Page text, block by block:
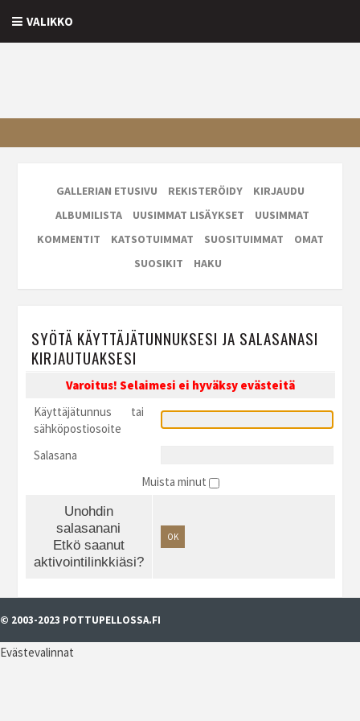
VALIKKO
GALLERIAN ETUSIVU REKISTERÖIDY
KIRJAUDU
ALBUMILISTA
UUSIMMAT LISÄYKSET
UUSIMMAT
KOMMENTIT
KATSOTUIMMAT SUOSITUIMMAT
OMAT
SUOSIKIT
HAKU
SYÖTÄ KÄYTTÄJÄTUNNUKSESI JA SALASANASI
KIRJAUTUAKSESI
Varoitus! Selaimesi ei hyväksy evästeitä
Käyttäjätunnus tai
sähköpostiosoite
Salasana
Muista minut
Unohdin
salasanani
Etkö saanut
aktivointilinkkiäsi?
OK
© 2003-2023 POTTUPELLOSSA.FI
Evästevalinnat